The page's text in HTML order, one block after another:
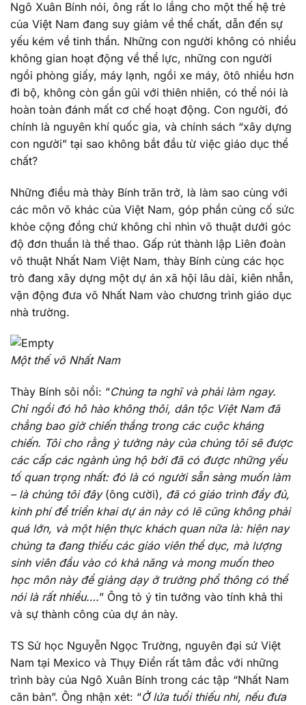
Ngô Xuân Bính nói, ông rất lo lắng cho một thế hệ trẻ
của Việt Nam đang suy giảm về thể chất, dẫn đến sự
yếu kém về tinh thần. Những con người không có nhiều
không gian hoạt động về thể lực, những con người
ngồi phòng giấy, máy lạnh, ngồi xe máy, ôtô nhiều hơn
đi bộ, không còn gần gũi với thiên nhiên, có thể nói là
hoàn toàn đánh mất cơ chế hoạt động. Con người, đó
chính là nguyên khí quốc gia, và chính sách “xây dựng
con người” tại sao không bắt đầu từ việc giáo dục thể
chất?
Những điều mà thày Bính trăn trở, là làm sao cùng với
các môn võ khác của Việt Nam, góp phần củng cố sức
khỏe cộng đồng chứ không chỉ nhìn võ thuật dưới góc
độ đơn thuần là thể thao. Gấp rút thành lập Liên đoàn
võ thuật Nhất Nam Việt Nam, thày Bính cùng các học
trò đang xây dựng một dự án xã hội lâu dài, kiên nhẫn,
vận động đưa võ Nhất Nam vào chương trình giáo dục
nhà trường.
Một thế võ Nhất Nam
Thày Bính sôi nổi: “Chúng ta nghĩ và phải làm ngay.
Chỉ ngồi đó hô hào không thôi, dân tộc Việt Nam đã
chẳng bao giờ chiến thắng trong các cuộc kháng
chiến. Tôi cho rằng ý tưởng này của chúng tôi sẽ được
các cấp các ngành ủng hộ bởi đã có được những yếu
tố quan trọng nhất: đó là có người sẵn sàng muốn làm
– là chúng tôi đây (ông cười), đã có giáo trình đầy đủ,
kinh phí để triển khai dự án này có lẽ cũng không phải
quá lớn, và một hiện thực khách quan nữa là: hiện nay
chúng ta đang thiếu các giáo viên thể dục, mà lượng
sinh viên đầu vào có khả năng và mong muốn theo
học môn này để giảng dạy ở trường phổ thông có thể
nói là rất nhiều….” Ông tỏ ý tin tưởng vào tính khả thi
và sự thành công của dự án này.
TS Sử học Nguyễn Ngọc Trường, nguyên đại sứ Việt
Nam tại Mexico và Thụy Điển rất tâm đắc với những
trình bày của Ngô Xuân Bính trong các tập “Nhất Nam
căn bản”. Ông nhận xét: “Ở lứa tuổi thiếu nhi, nếu đưa